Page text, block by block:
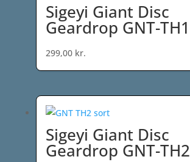
Sigeyi Giant Disc
Geardrop GNT-TH1
299,00 kr.
Sigeyi Giant Disc
Geardrop GNT-TH2